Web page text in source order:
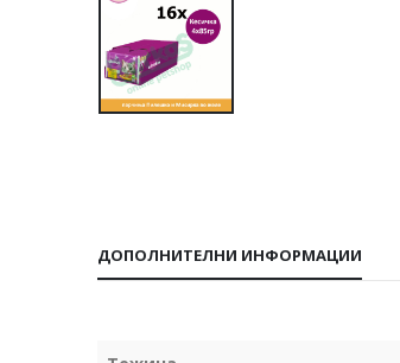
ДОПОЛНИТЕЛНИ ИНФОРМАЦИИ